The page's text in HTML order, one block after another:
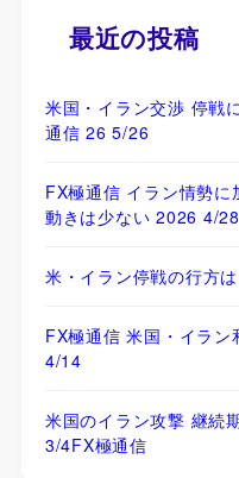
最近の投稿
米国・イラン交渉 停戦
通信 26 5/26
FX極通信 イラン情勢
動きは少ない 2026 4/28
米・イラン停戦の行方
FX極通信 米国・イラ
4/14
米国のイラン攻撃 継続
3/4FX極通信